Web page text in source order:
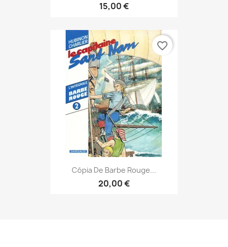
15,00 €
Cópia De Barbe Rouge...
20,00 €
favorite_border